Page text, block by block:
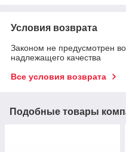
Условия возврата
Законом не предусмотрен
надлежащего качества
Все условия возврата
Подобные товары